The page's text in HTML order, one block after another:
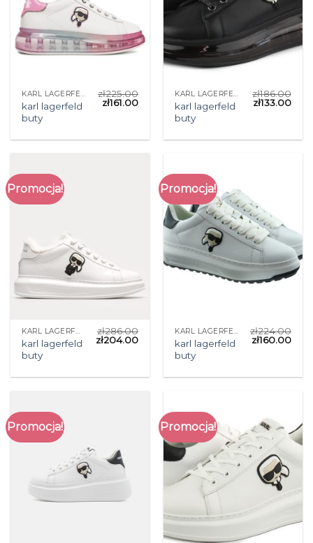
KARL LAGERFELD BUTY
karl lagerfeld
buty
zł225.00
zł161.00
KARL LAGERFELD BUTY
karl lagerfeld
buty
zł186.00
zł133.00
Promocja!
KARL LAGERFELD BUTY
karl lagerfeld
buty
zł286.00
zł204.00
Promocja!
KARL LAGERFELD BUTY
karl lagerfeld
buty
zł224.00
zł160.00
Promocja! Promocja!